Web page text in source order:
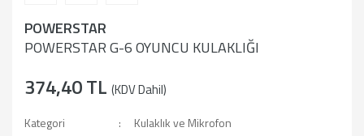
POWERSTAR
POWERSTAR G-6 OYUNCU KULAKLIĞI
374,40 TL (KDV Dahil)
Kategori
Kulaklık ve Mikrofon